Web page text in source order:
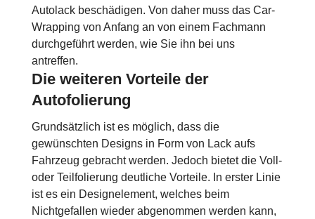
Autolack beschädigen. Von daher muss das Car-
Wrapping von Anfang an von einem Fachmann
durchgeführt werden, wie Sie ihn bei uns
antreffen.
Die weiteren Vorteile der
Autofolierung
Grundsätzlich ist es möglich, dass die
gewünschten Designs in Form von Lack aufs
Fahrzeug gebracht werden. Jedoch bietet die Voll-
oder Teilfolierung deutliche Vorteile. In erster Linie
ist es ein Designelement, welches beim
Nichtgefallen wieder abgenommen werden kann,